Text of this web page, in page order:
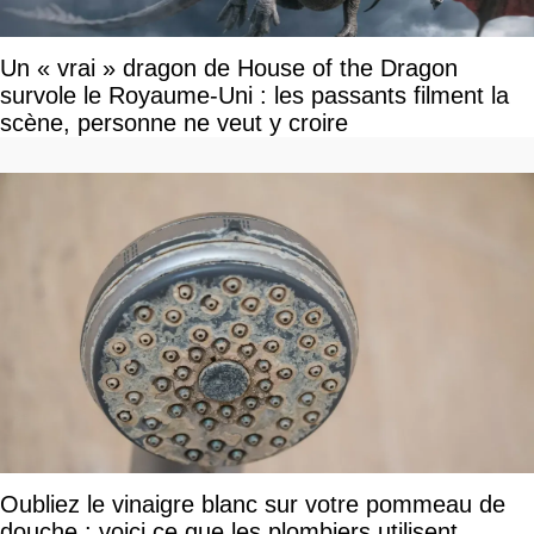
Un « vrai » dragon de House of the Dragon
survole le Royaume-Uni : les passants filment la
scène, personne ne veut y croire
Oubliez le vinaigre blanc sur votre pommeau de